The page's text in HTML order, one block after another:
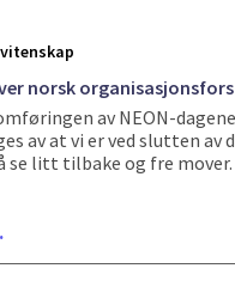
norsk
av NEON-
av at vi er ved slutten
litt tilbake og fre